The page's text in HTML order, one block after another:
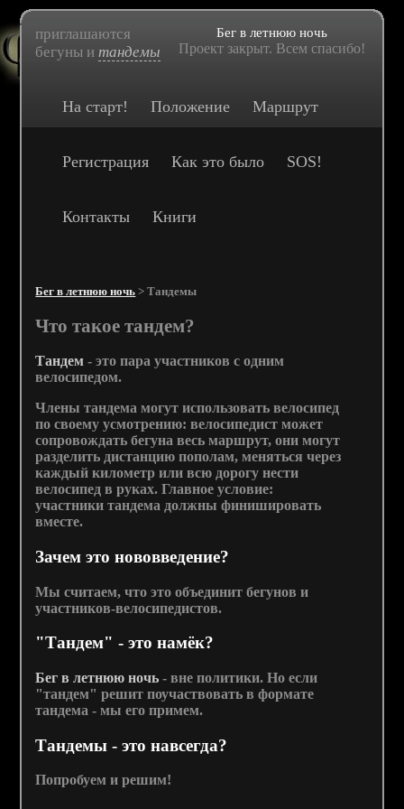
приглашаются
бегуны итандемы
Бег в летнюю ночь
Проект закрыт. Всем спасибо!
На старт! Положение Маршрут
Регистрация Как это было SOS!
Контакты Книги
Бег в летнюю ночь >Тандемы
Что такое тандем?
Тандем - это пара участников с одним
велосипедом.
Члены тандема могут использовать велосипед
по своему усмотрению: велосипедист может
сопровождать бегуна весь маршрут, они могут
разделить дистанцию пополам, меняться через
каждый километр или всю дорогу нести
велосипед в руках. Главное условие:
участники тандема должны финишировать
вместе.
Зачем это нововведение?
Мы считаем, что это объединит бегунов и
участников-велосипедистов.
"Тандем" - это намёк?
Бег в летнюю ночь - вне политики. Но если
"тандем" решит поучаствовать в формате
тандема - мы его примем.
Тандемы - это навсегда?
Попробуем и решим!